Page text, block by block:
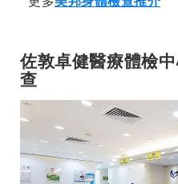
佐敦卓健醫療體檢
查